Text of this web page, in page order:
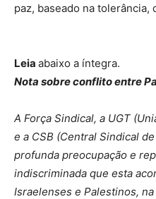
paz, baseado na tolerância,
Leia abaixo a íntegra.
Nota sobre conflito entre
A Força Sindical, a UGT
e a CSB (Central Sindical
profunda preocupação e
indiscriminada que esta
Israelenses e Palestinos, na